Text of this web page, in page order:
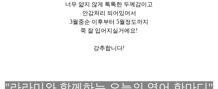
너무 얇지 않게 톡톡한 두께감이고
안감처리 되어있어서
3월중순 이후부터 5월정도까지
쭉 잘 입어지실거에요!
강추합니다!